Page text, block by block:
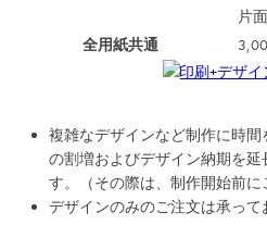
片面
全用紙共通
複雑なデザインなど制作に時
の割増およびデザイン納期を
す。（その際は、制作開始前に
デザインのみのご注文は承って